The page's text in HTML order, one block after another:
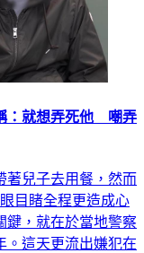
：就想弄死他 嘲弄
著兒子去用餐，然而
目睹全程更造成心
鍵，就在於當地警察
。這天更流出嫌犯在